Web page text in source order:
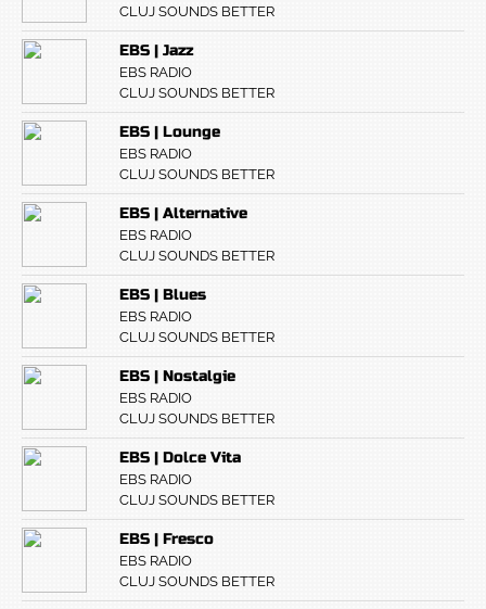
CLUJ SOUNDS BETTER
EBS | Jazz
EBS RADIO
CLUJ SOUNDS BETTER
EBS | Lounge
EBS RADIO
CLUJ SOUNDS BETTER
EBS | Alternative
EBS RADIO
CLUJ SOUNDS BETTER
EBS | Blues
EBS RADIO
CLUJ SOUNDS BETTER
EBS | Nostalgie
EBS RADIO
CLUJ SOUNDS BETTER
EBS | Dolce Vita
EBS RADIO
CLUJ SOUNDS BETTER
EBS | Fresco
EBS RADIO
CLUJ SOUNDS BETTER